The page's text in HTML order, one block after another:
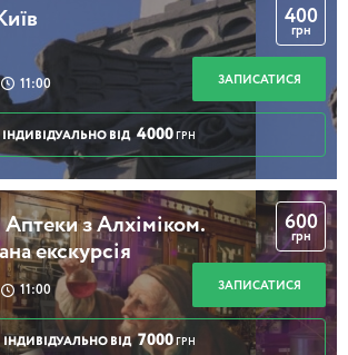
11:00
400
грн
ЗАПИСАТИСЯ
ІНДИВІДУАЛЬНО ВІД 4000 ГРН
з Алхіміком.
екскурсія
11:00
600
грн
ЗАПИСАТИСЯ
ІНДИВІДУАЛЬНО ВІД 7000 ГРН